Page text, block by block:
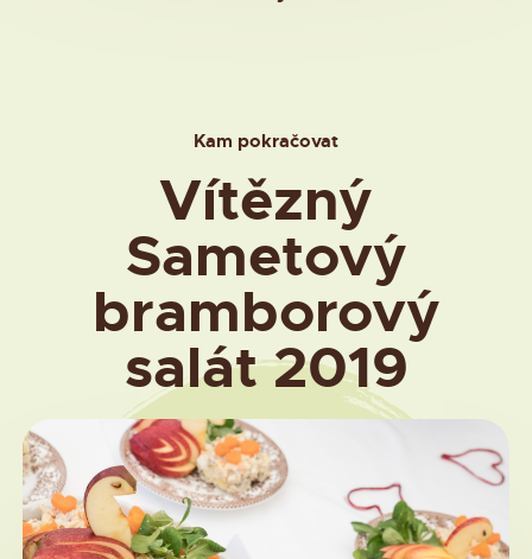
Kam pokračovat
Vítězný
Sametový
bramborový
salát 2019